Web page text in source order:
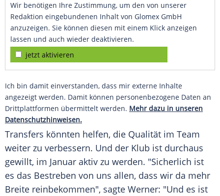
Wir benötigen Ihre Zustimmung, um den von unserer
Redaktion eingebundenen Inhalt von Glomex GmbH
anzuzeigen. Sie können diesen mit einem Klick anzeigen
lassen und auch wieder deaktivieren.
jetzt aktivieren
Ich bin damit einverstanden, dass mir externe Inhalte
angezeigt werden. Damit können personenbezogene Daten an
Drittplattformen übermittelt werden. Mehr dazu in unseren
Datenschutzhinweisen.
Transfers könnten helfen, die Qualität im Team
weiter zu verbessern. Und der Klub ist durchaus
gewillt, im Januar aktiv zu werden. "Sicherlich ist
es das Bestreben von uns allen, dass wir da mehr
Breite reinbekommen", sagte Werner: "Und es ist